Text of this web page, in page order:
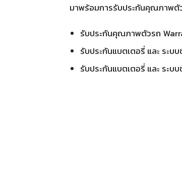
มาพร้อมการรับประกันคุณภาพตั
รับประกันคุณภาพตัวรถ
รับประกันแบตเตอรี่ และ ระ
รับประกันแบตเตอรี่ และ ระ